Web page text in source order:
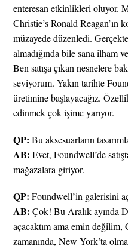
enteresan etkinlikleri oluyor.
Christie’s Ronald
müzayede düzenledi.
almadığında bile sana ilham
Ben satışa çıkan nesnelere
seviyorum. Yakın tarihte
üretimine başlayacağız.
edinmek çok işime yarıyor.
QP: Bu aksesuarların
AB: Evet, Foundwell’de
mağazalara giriyor.
QP: Foundwell’in galerisini
AB: Çok! Bu Aralık ayında
açacaktım ama emin değilim,
zamanında, New York’ta